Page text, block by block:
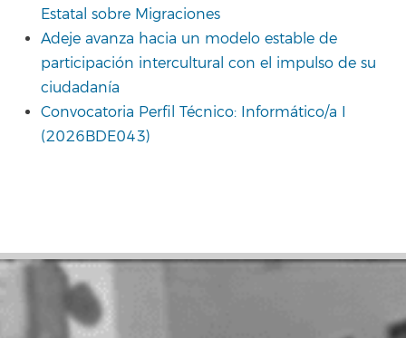
Estatal sobre Migraciones
Adeje avanza hacia un modelo estable de
participación intercultural con el impulso de su
ciudadanía
Convocatoria Perfil Técnico: Informático/a I
(2026BDE043)